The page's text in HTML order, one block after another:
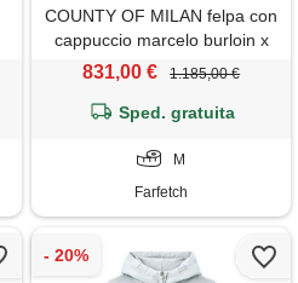
COUNTY OF MILAN felpa con
cappuccio marcelo burloin x
muhammad ali - bianco
831,00 € 1.185,00 €
Sped. gratuita
M
Farfetch